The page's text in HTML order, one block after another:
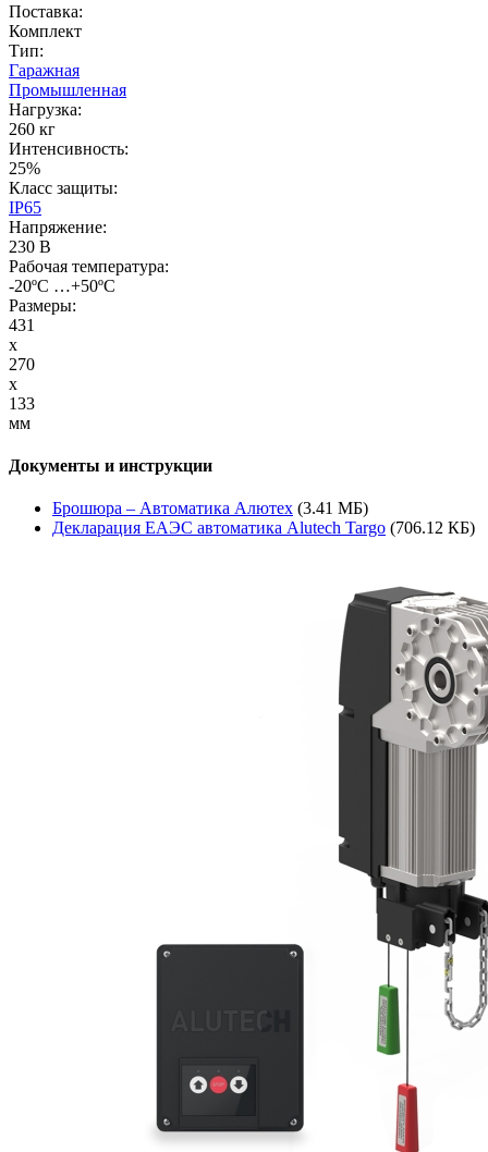
Поставка:
Комплект
Тип:
Гаражная
Промышленная
Нагрузка:
260 кг
Интенсивность:
25%
Класс защиты:
IP65
Напряжение:
230 В
Рабочая температура:
-20ºС …+50ºС
Размеры:
431
x
270
x
133
мм
Документы и инструкции
Брошюра – Автоматика Алютех (3.41 МБ)
Декларация ЕАЭС автоматика Alutech Targo (706.12 КБ)